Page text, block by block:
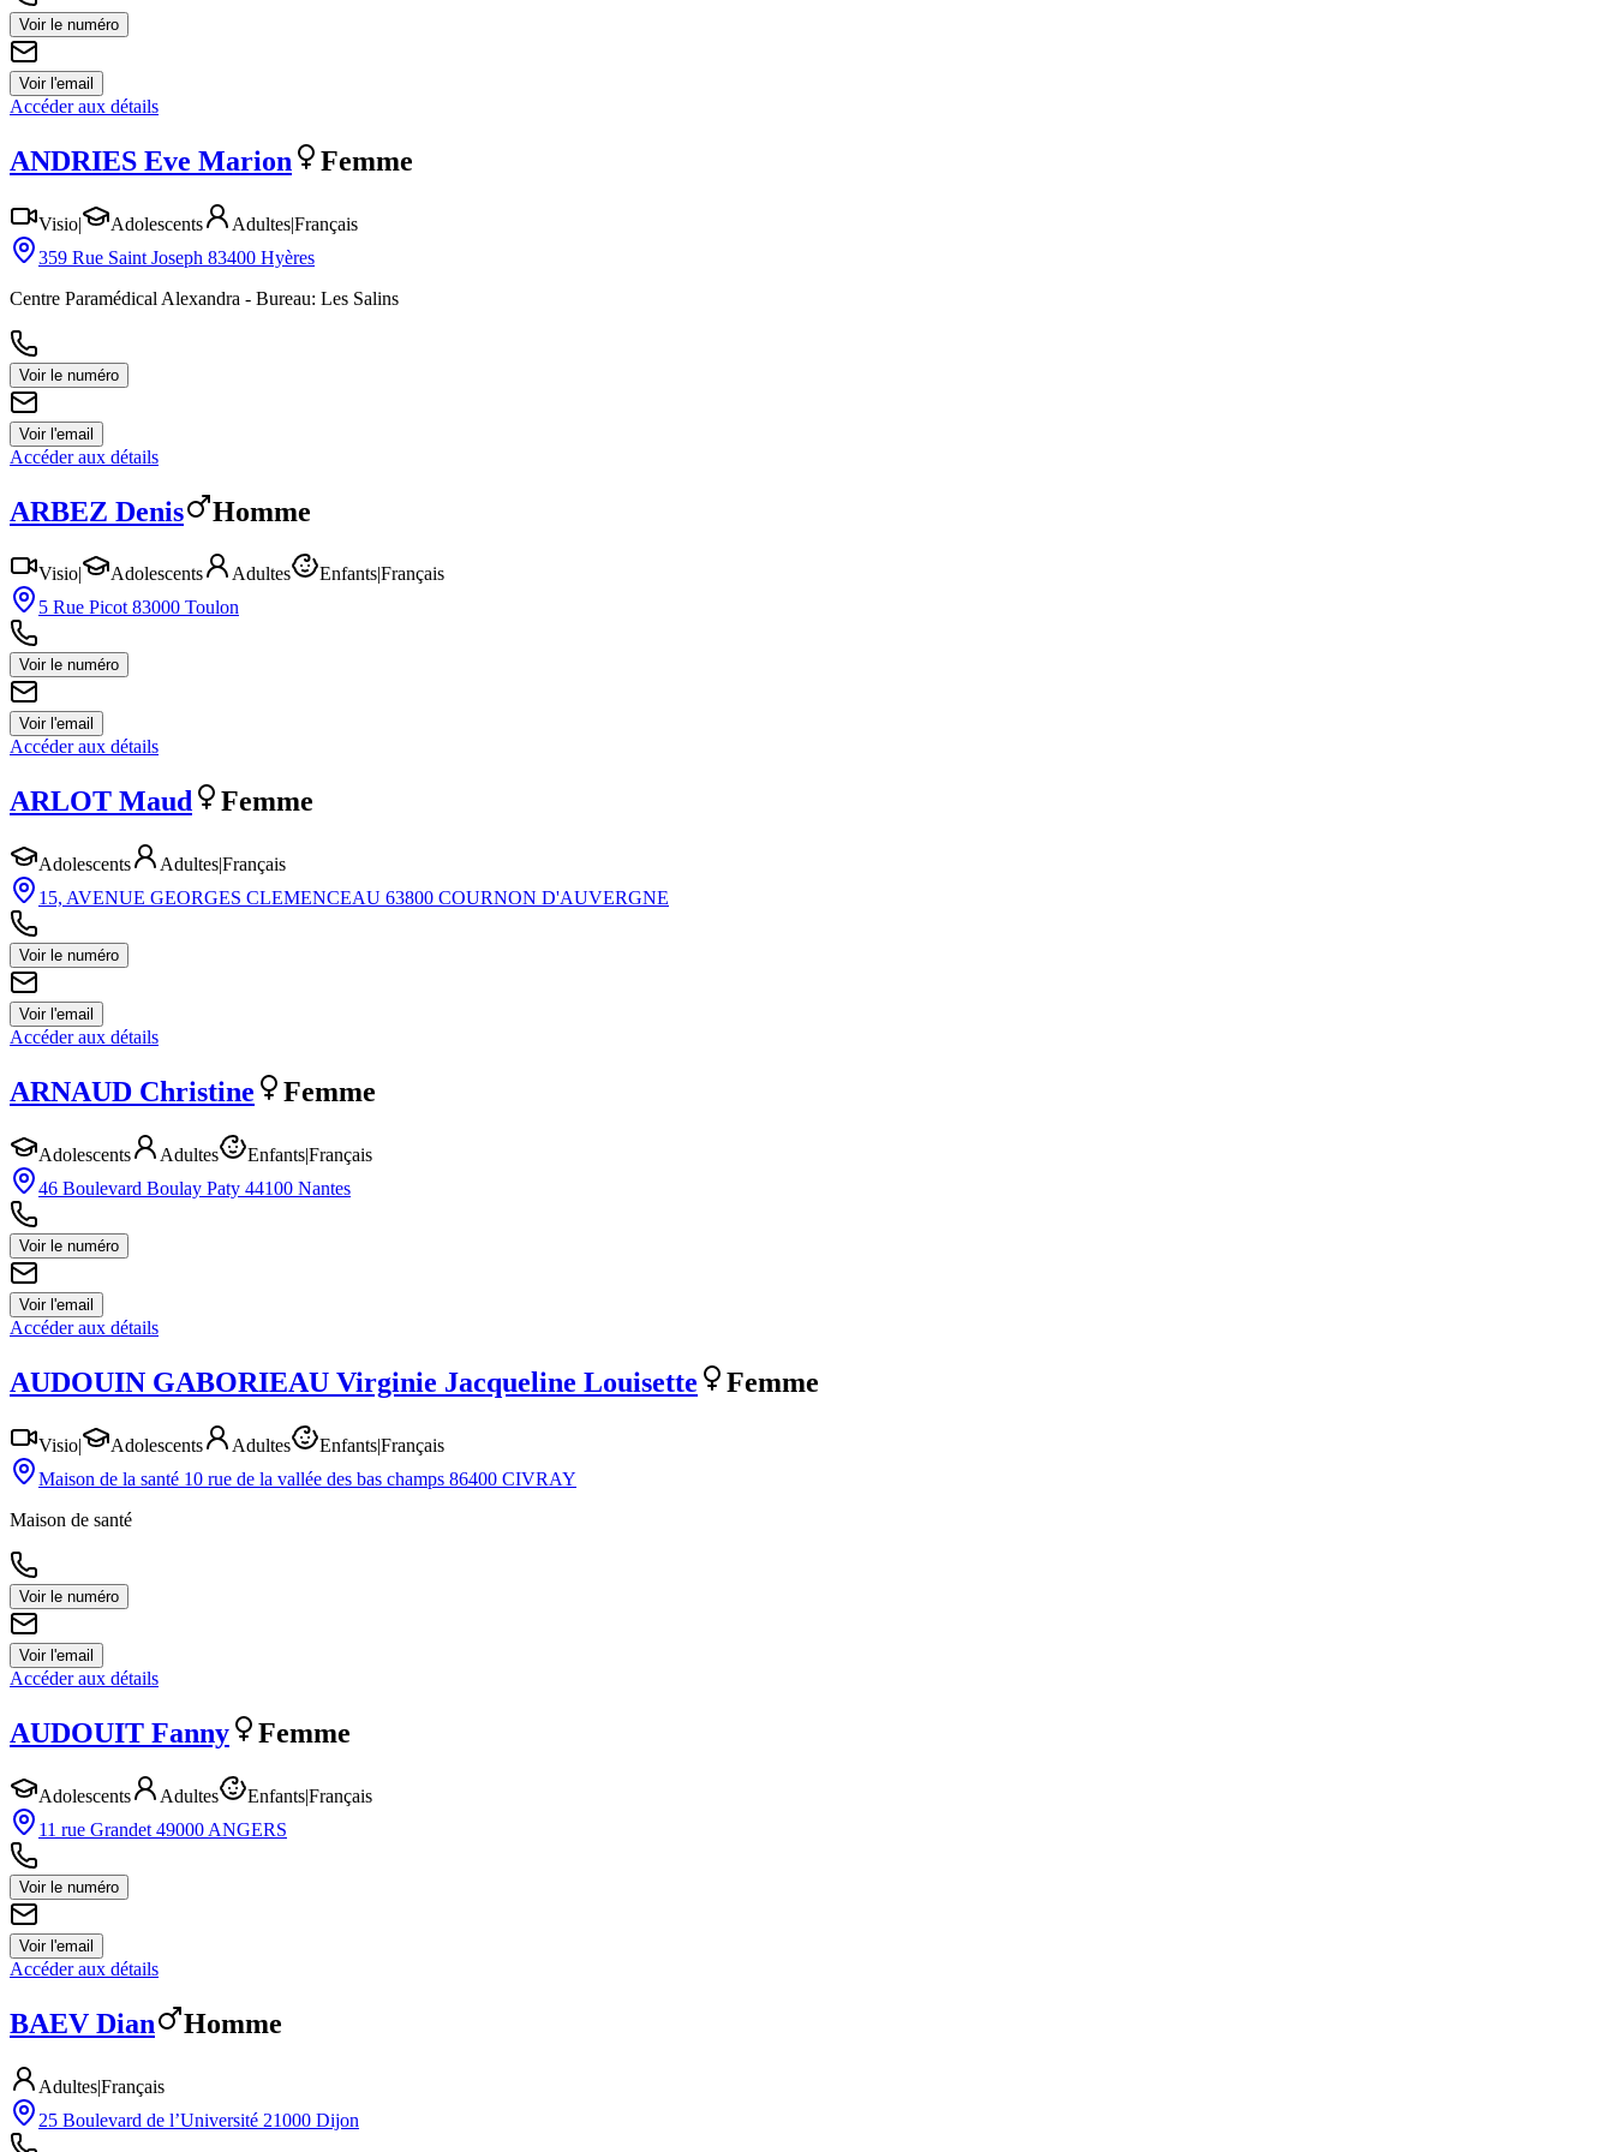
Voir le numéro
Voir l'email
Accéder aux détails
ANDRIES Eve Marion Femme
Visio| Adolescents Adultes|Français
359 Rue Saint Joseph 83400 Hyères
Centre Paramédical Alexandra - Bureau: Les Salins
Voir le numéro
Voir l'email
Accéder aux détails
ARBEZ Denis Homme
Visio Adolescents Adultes EnfantsFrançais
5 Rue Picot 83000 Toulon
Voir le numéro
Voir l'email
Accéder aux détails
ARLOT Maud Femme
Adolescents Adultes|Français
15, AVENUE GEORGES CLEMENCEAU 63800 COURNON D'AUVERGNE
Voir le numéro
Voir l'email
Accéder aux détails
ARNAUD Christine Femme
Adolescents Adultes Enfants|Français
46 Boulevard Boulay Paty 44100 Nantes
Voir le numéro
Voir l'email
Accéder aux détails
AUDOUIN GABORIEAU Virginie Jacqueline Louisette Femme
Visio| Adolescents Adultes Enfants|Français
Maison de la santé 10 rue de la vallée des bas champs 86400 CIVRAY
Maison de santé
Voir le numéro
Voir l'email
Accéder aux détails
AUDOUIT Fanny Femme
Adolescents Adultes Enfants|Français
11 rue Grandet 49000 ANGERS
Voir le numéro
Voir l'email
Accéder aux détails
BAEV Dian Homme
Adultes|Français
25 Boulevard de l’Université 21000 Dijon